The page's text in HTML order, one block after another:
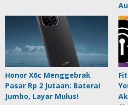
Honor X6c Menggebrak
Pasar Rp 2 Jutaan: Baterai
Jumbo, Layar Mulus!